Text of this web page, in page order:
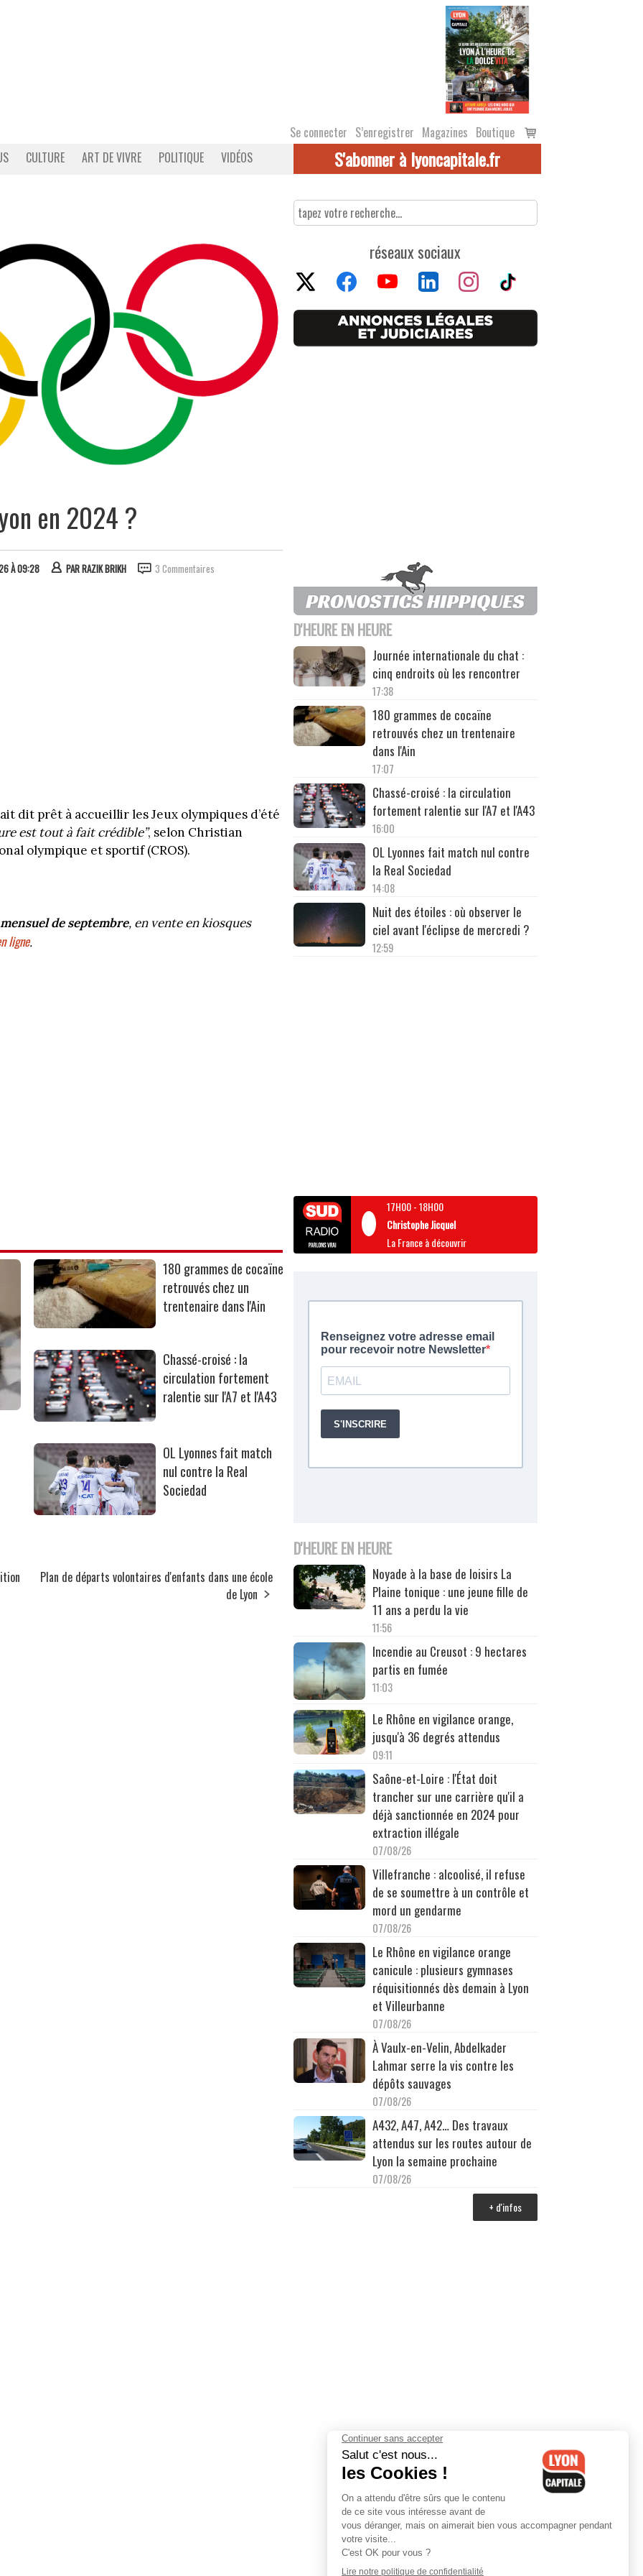
Se connecter S’enregistrer Magazines Boutique
Voir
le
CULTURE ART DE VIVRE POLITIQUE VIDÉOS S'abonner à lyoncapitale.fr
en 2024 ?
À 09:28 PARRAZIK BRIKH 3 Commentaires
dit prêt à accueillir les Jeux olympiques d’été
est tout à fait crédible”, selon Christian
olympique et sportif (CROS).
de septembre, en vente en kiosques
ligne.
180 grammes de cocaïne
retrouvés chez un
trentenaire dans l'Ain
Chassé-croisé : la
circulation fortement
ralentie sur l'A7 et l'A43
OL Lyonnes fait match
nul contre la Real
Sociedad
Plan de départs volontaires d'enfants dans une école
de Lyon
réseaux sociaux
D'HEURE EN HEURE
Journée internationale du chat :
cinq endroits où les rencontrer
17:38
180 grammes de cocaïne
retrouvés chez un trentenaire
dans l'Ain
17:07
Chassé-croisé : la circulation
fortement ralentie sur l'A7 et l'A43
16:00
OL Lyonnes fait match nul contre
la Real Sociedad
14:08
Nuit des étoiles : où observer le
ciel avant l'éclipse de mercredi ?
12:59
17H00-18H00
Christophe Jicquel
La France à découvrir
D'HEURE EN HEURE
Noyade à la base de loisirs La
Plaine tonique : une jeune fille de
11 ans a perdu la vie
11:56
Incendie au Creusot : 9 hectares
partis en fumée
11:03
Le Rhône en vigilance orange,
jusqu'à 36 degrés attendus
09:11
Saône-et-Loire : l'État doit
trancher sur une carrière qu'il a
déjà sanctionnée en 2024 pour
extraction illégale
07/08/26
Villefranche : alcoolisé, il refuse
de se soumettre à un contrôle et
mord un gendarme
07/08/26
Le Rhône en vigilance orange
canicule : plusieurs gymnases
réquisitionnés dès demain à Lyon
et Villeurbanne
07/08/26
À Vaulx-en-Velin, Abdelkader
Lahmar serre la vis contre les
dépôts sauvages
07/08/26
A432, A47, A42… Des travaux
attendus sur les routes autour de
Lyon la semaine prochaine
07/08/26
+ d'infos